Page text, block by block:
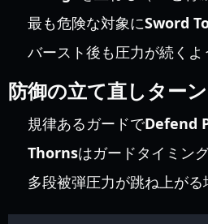
最も危険な対象にSword
バースト後も圧力が続くよ
防御の立て直しターン
規律あるガードでDefend
Thornsはガードタイミン
多段被弾圧力が跳ね上がる